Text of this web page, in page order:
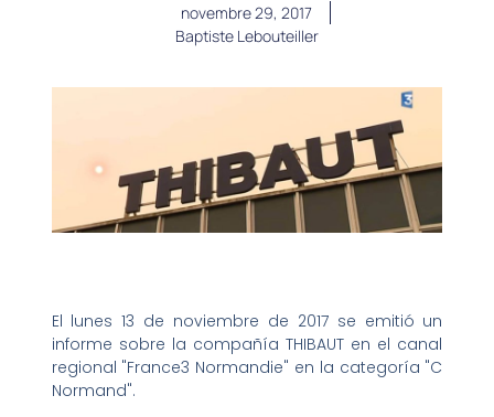
novembre 29, 2017
Baptiste Lebouteiller
El lunes 13 de noviembre de 2017 se emitió un
informe sobre la compañía THIBAUT en el canal
regional "France3 Normandie" en la categoría "C
Normand".